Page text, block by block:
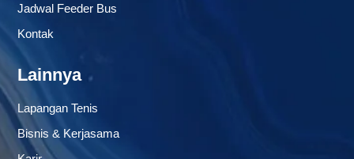
Jadwal Feeder Bus
Kontak
Lainnya
Lapangan Tenis
Bisnis & Kerjasama